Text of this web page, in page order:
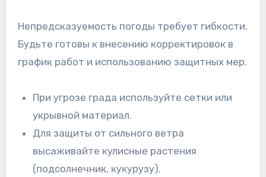
Непредсказуемость погоды требует гибкости.
Будьте готовы к внесению корректировок в
график работ и использованию защитных мер.
При угрозе града используйте сетки или
укрывной материал.
Для защиты от сильного ветра
высаживайте кулисные растения
(подсолнечник, кукурузу).